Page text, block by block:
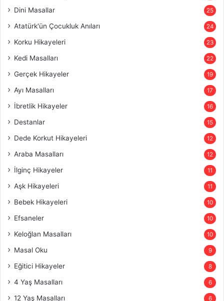
Dini Masallar 25
Atatürk'ün Çocukluk Anıları 24
Korku Hikayeleri 23
Kedi Masalları 22
Gerçek Hikayeler 19
Ayı Masalları 17
İbretlik Hikayeler 16
Destanlar 15
Dede Korkut Hikayeleri 12
Araba Masalları 12
İlginç Hikayeler 11
Aşk Hikayeleri 11
Bebek Hikayeleri 10
Efsaneler 10
Keloğlan Masalları 10
Masal Oku 9
Eğitici Hikayeler 8
4 Yaş Masalları 6
12 Yaş Masalları 6